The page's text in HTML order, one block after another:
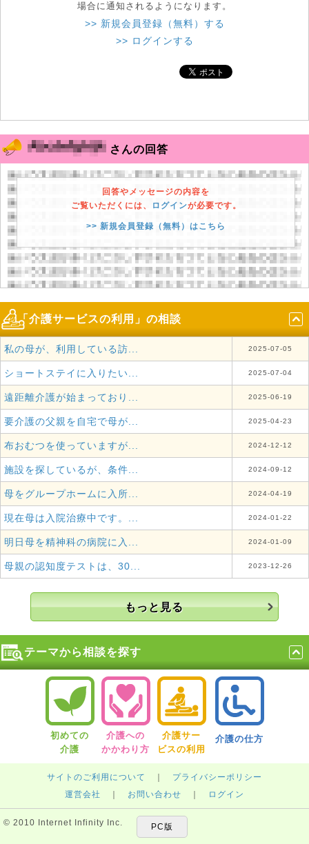
場合に通知されるようになります。
>> 新規会員登録（無料）する
>> ログインする
さんの回答
回答やメッセージの内容を
ご覧いただくには、
ログインが必要です。
>> 新規会員登録（無料）はこちら
「介護サービスの利用」の相談
私の母が、利用している訪... 2025-07-05
ショートステイに入りたい... 2025-07-04
遠距離介護が始まっており... 2025-06-19
要介護の父親を自宅で母が... 2025-04-23
布おむつを使っていますが... 2024-12-12
施設を探しているが、条件... 2024-09-12
母をグループホームに入所... 2024-04-19
現在母は入院治療中です。... 2024-01-22
明日母を精神科の病院に入... 2024-01-09
母親の認知度テストは、30... 2023-12-26
もっと見る
テーマから相談を探す
初めての
介護
介護への
かかわり方
介護サー
ビスの利用
介護の仕方
サイトのご利用について
プライバシーポリシー
運営会社
お問い合わせ ログイン
© 2010 Internet Infinity Inc. PC版